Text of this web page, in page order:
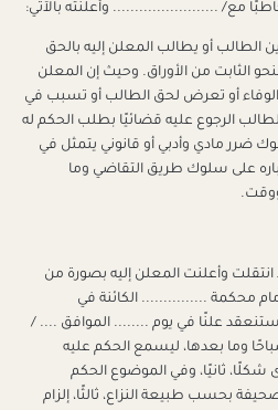
مع/ ........................ وأعلنته بالآتي:
الطالب أو يطالب المعلن إليه بالحق
الثابت من الأوراق. وحيث إن المعلن
الوفاء أو تعرض لحق الطالب أو تسبب في
الرجوع عليه قضائيًا بطلب الحكم له
ضرر مادي وأدبي أو قانوني يتمثل في
على سلوك طريق التقاضي وما
انتقلت وأعلنت المعلن إليه بصورة من
محكمة ............... الكائنة في
علنًا في يوم ........ الموافق .... /
وما بعدها، ليسمع الحكم عليه
شكلًا، ثانيًا، وفي الموضوع الحكم
بحسب طبيعة النزاع، ثالثًا، إلزام